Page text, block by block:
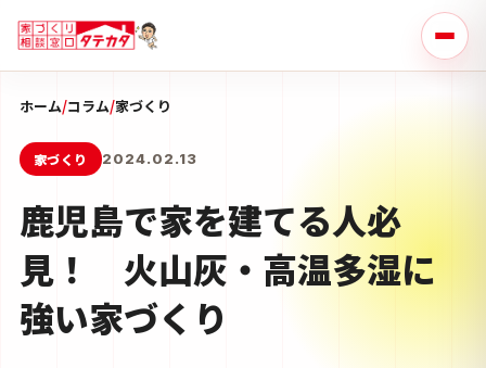
ホーム/コラム/家づくり
家づくり 2024.02.13
鹿児島で家を建てる人必
見！ 火山灰・高温多湿に
強い家づくり